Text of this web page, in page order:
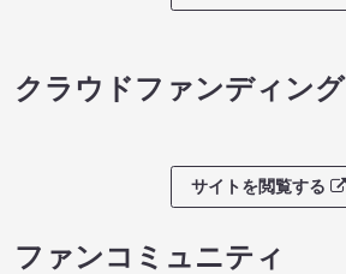
クラウドファンディング
サイトを閲覧する
ファンコミュニティ